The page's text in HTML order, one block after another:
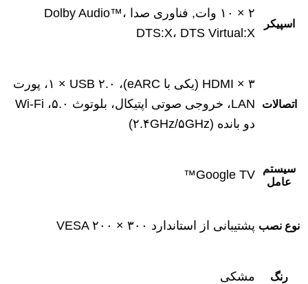
اسپیکر
۲ × ۱۰ وات, فناوری صدا Dolby Audio™،
DTS:X، DTS Virtual:X
اتصالات
۳ × HDMI (یکی با eARC)، ۱ × USB ۲.۰، پورت
LAN، خروجی صوتی اپتیکال، بلوتوث ۵.۰، Wi-Fi
دو بانده (۲.۴GHz/۵GHz)
سیستم
عامل
Google TV™
نوع نصب پشتیبانی از استاندارد VESA ۲۰۰ × ۳۰۰
رنگ مشکی